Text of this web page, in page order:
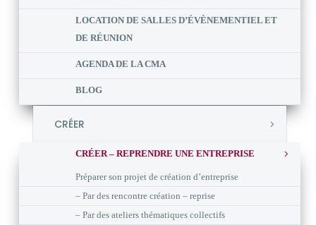
LOCATION DE SALLES D’ÉVÈNEMENTIEL ET
DE RÉUNION
AGENDA DE LA CMA
BLOG
CRÉER
CRÉER – REPRENDRE UNE ENTREPRISE
Préparer son projet de création d’entreprise
– Par des rencontre création – reprise
– Par des ateliers thématiques collectifs